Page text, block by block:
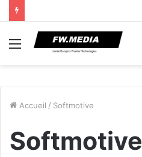
Menu
Accueil / Softmotive
Softmotive